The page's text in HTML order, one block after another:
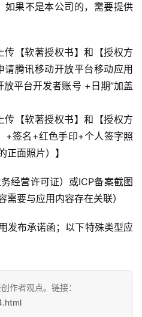
如果不是本公司的，需要提供
【软著授权书】和【授权方
请腾讯移动开放平台移动应用
平台开发者账号 +日期”加盖
【软著授权书】和【授权方
+签名+红色手印+个人签字照
正面照片）】
经营许可证）或ICP备案截图
要与应用内容存在关联）
发布承诺函；以下特殊类型应
作者观点。链接：